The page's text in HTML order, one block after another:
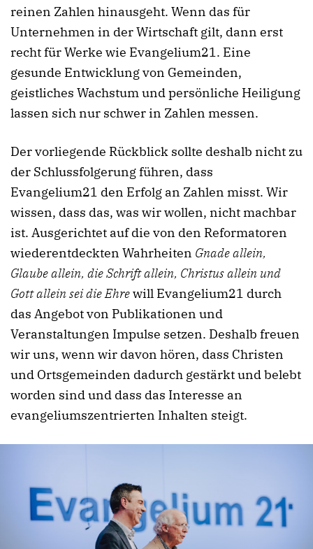
reinen Zahlen hinausgeht. Wenn das für
Unternehmen in der Wirtschaft gilt, dann erst
recht für Werke wie Evangelium21. Eine
gesunde Entwicklung von Gemeinden,
geistliches Wachstum und persönliche Heiligung
lassen sich nur schwer in Zahlen messen.
Der vorliegende Rückblick sollte deshalb nicht zu
der Schlussfolgerung führen, dass
Evangelium21 den Erfolg an Zahlen misst. Wir
wissen, dass das, was wir wollen, nicht machbar
ist. Ausgerichtet auf die von den Reformatoren
wiederentdeckten Wahrheiten Gnade allein,
Glaube allein, die Schrift allein, Christus allein und
Gott allein sei die Ehrewill Evangelium21 durch
das Angebot von Publikationen und
Veranstaltungen Impulse setzen. Deshalb freuen
wir uns, wenn wir davon hören, dass Christen
und Ortsgemeinden dadurch gestärkt und belebt
worden sind und dass das Interesse an
evangeliumszentrierten Inhalten steigt.